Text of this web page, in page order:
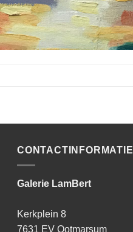
CONTACTINFORMATIE
Galerie LamBert
Kerkplein 8
7631 EV Ootmarsum